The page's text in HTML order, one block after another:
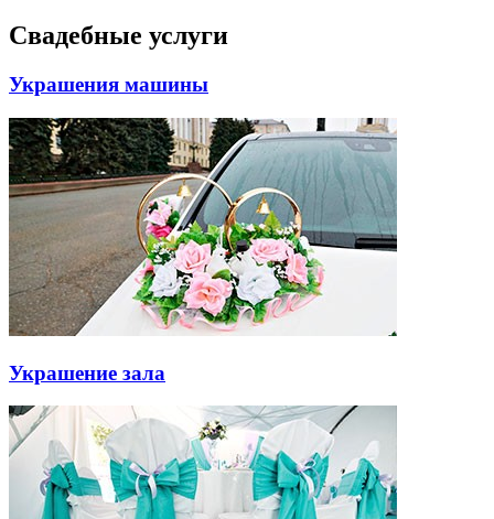
Свадебные услуги
Украшения машины
Украшение зала